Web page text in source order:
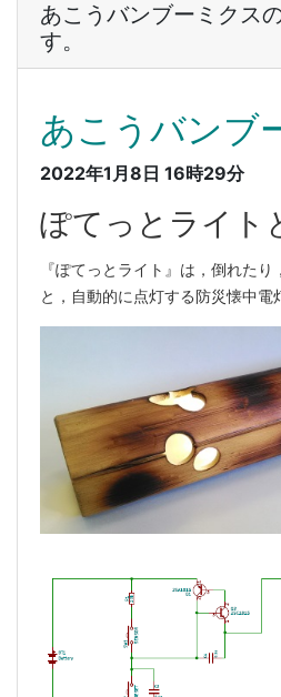
あこうバンブーミクス
す。
あこうバンブ
2022年1月8日 16時29分
ぽてっとライト
『ぽてっとライト』は，倒れた
と，自動的に点灯する防災懐中電